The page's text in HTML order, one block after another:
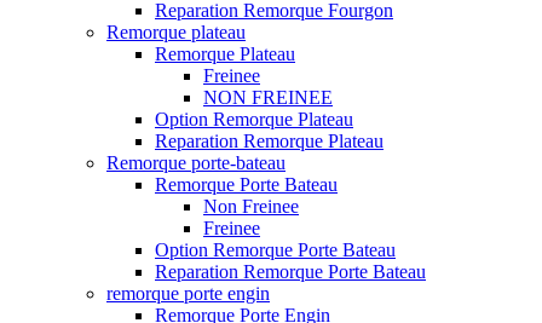
Reparation Remorque Fourgon
Remorque plateau
Remorque Plateau
Freinee
NON FREINEE
Option Remorque Plateau
Reparation Remorque Plateau
Remorque porte-bateau
Remorque Porte Bateau
Non Freinee
Freinee
Option Remorque Porte Bateau
Reparation Remorque Porte Bateau
remorque porte engin
Remorque Porte Engin